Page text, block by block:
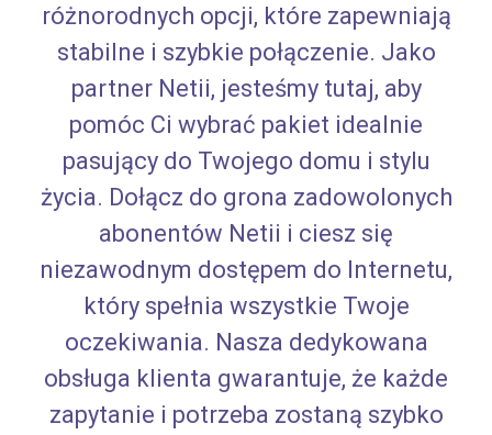
różnorodnych opcji, które zapewniają
stabilne i szybkie połączenie. Jako
partner Netii, jesteśmy tutaj, aby
pomóc Ci wybrać pakiet idealnie
pasujący do Twojego domu i stylu
życia. Dołącz do grona zadowolonych
abonentów Netii i ciesz się
niezawodnym dostępem do Internetu,
który spełnia wszystkie Twoje
oczekiwania. Nasza dedykowana
obsługa klienta gwarantuje, że każde
zapytanie i potrzeba zostaną szybko